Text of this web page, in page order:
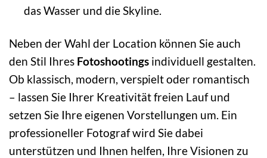
das Wasser und die Skyline.
Neben der Wahl der Location können Sie auch
den Stil Ihres Fotoshootings individuell gestalten.
Ob klassisch, modern, verspielt oder romantisch
– lassen Sie Ihrer Kreativität freien Lauf und
setzen Sie Ihre eigenen Vorstellungen um. Ein
professioneller Fotograf wird Sie dabei
unterstützen und Ihnen helfen, Ihre Visionen zu